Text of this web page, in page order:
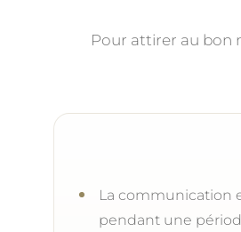
Pour attirer au bon
La communication
pendant une